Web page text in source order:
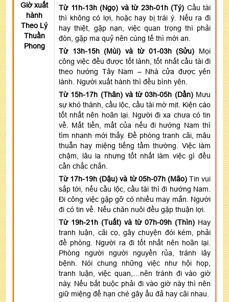
Giờ xuất
hành
Theo Lý
Thuần
Phong
Từ 11h-13h (Ngọ) và từ 23h-01h (Tý) Cầu tài
thì không có lợi, hoặc hay bị trái ý. Nếu ra đi
hay thiệt, gặp nạn, việc quan trọng thì phải
đòn, gặp ma quỷ nên cúng tế thì mới an.
Từ 13h-15h (Mùi) và từ 01-03h (Sửu)
Mọi
công việc đều được tốt lành, tốt nhất cầu tài đi
theo hướng Tây Nam – Nhà cửa được yên
lành. Người xuất hành thì đều bình yên.
Từ 15h-17h (Thân) và từ 03h-05h (Dần) Mưu
sự khó thành, cầu lộc, cầu tài mờ mịt. Kiện cáo
tốt nhất nên hoãn lại. Người đi xa chưa có tin
về. Mất tiền, mất của nếu đi hướng Nam thì
tìm nhanh mới thấy. Đề phòng tranh cãi, mâu
thuẫn hay miệng tiếng tầm thường. Việc làm
chậm, lâu la nhưng tốt nhất làm việc gì đều
cần chắc chắn.
Từ 17h-19h (Dậu) và từ 05h-07h (Mão) Tin vui
sắp tới, nếu cầu lộc, cầu tài thì đi hướng Nam.
Đi công việc gặp gỡ có nhiều may mắn. Người
đi có tin về. Nếu chăn nuôi đều gặp thuận lợi.
Từ 19h-21h (Tuất) và từ 07h-09h (Thìn) Hay
tranh luận, cãi cọ, gây chuyện đói kém, phải
đề phòng. Người ra đi tốt nhất nên hoãn lại.
Phòng người người nguyền rủa, tránh lây
bệnh. Nói chung những việc như hội họp,
tranh luận, việc quan,…nên tránh đi vào giờ
này. Nếu bắt buộc phải đi vào giờ này thì nên
giữ miệng để hạn ché gây ẩu đả hay cãi nhau.